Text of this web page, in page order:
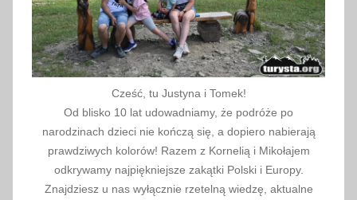
Cześć, tu Justyna i Tomek!
Od blisko 10 lat udowadniamy, że podróże po
narodzinach dzieci nie kończą się, a dopiero nabierają
prawdziwych kolorów! Razem z Kornelią i Mikołajem
odkrywamy najpiękniejsze zakątki Polski i Europy.
Znajdziesz u nas wyłącznie rzetelną wiedzę, aktualne